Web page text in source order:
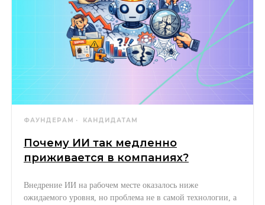
ФАУНДЕРАМ КАНДИДАТАМ
Почему ИИ так медленно
приживается в компаниях?
Внедрение ИИ на рабочем месте оказалось ниже
ожидаемого уровня, но проблема не в самой технологии, а